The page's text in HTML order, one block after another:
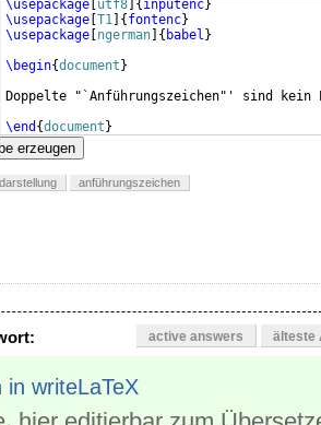
\usepackage utf8 { inputenc}
\usepackage T1 { fontenc}
\usepackage ngerman { babel }
\begin{document }
Doppelte "`Anführungszeichen"' sind kein
\end {document }
erzeugen
anführungszeichen
active answers älteste
in writeLaTeX